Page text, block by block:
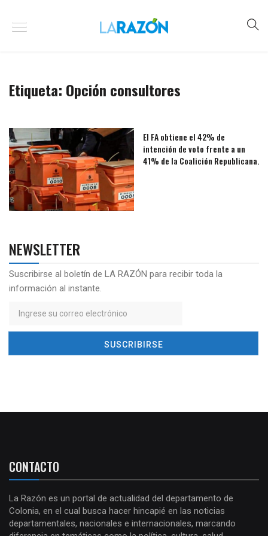
Etiqueta: Opción consultores
El FA obtiene el 42% de
intención de voto frente a un
41% de la Coalición Republicana.
NEWSLETTER
Suscribirse al boletín de LA RAZÓN para recibir toda la
información al instante.
CONTACTO
La Razón es un portal de actualidad del departamento de
Colonia, en el cual busca hacer hincapié en las noticias
departamentales, nacionales e internacionales, marcando